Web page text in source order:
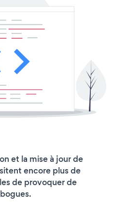
et la mise à jour de
encore plus de
de provoquer de